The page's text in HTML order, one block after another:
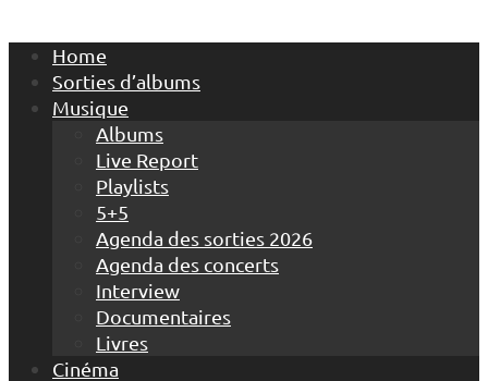
Home
Sorties d’albums
Musique
Albums
Live Report
Playlists
5+5
Agenda des sorties 2026
Agenda des concerts
Interview
Documentaires
Livres
Cinéma